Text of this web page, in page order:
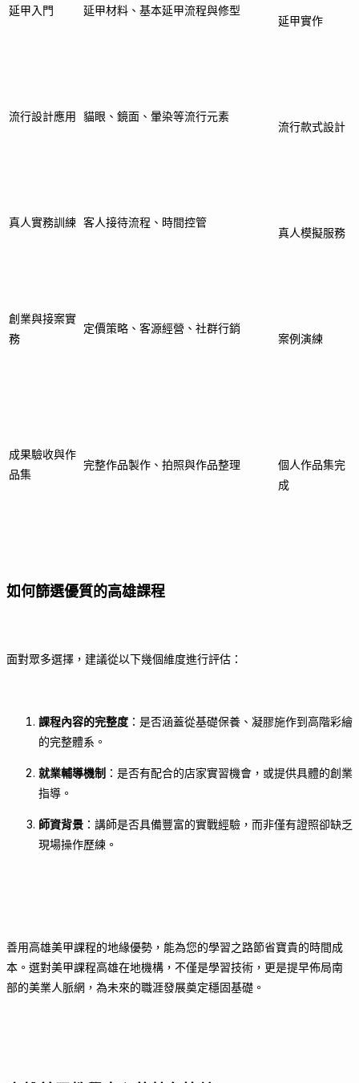
延甲入門 延甲材料、基本延甲流程與修型
延甲實作
流行設計應用 貓眼、鏡面、暈染等流行元素
流行款式設計
真人實務訓練 客人接待流程、時間控管
真人模擬服務
創業與接案實
務
定價策略、客源經營、社群行銷
案例演練
成果驗收與作
品集
完整作品製作、拍照與作品整理
個人作品集完
成
如何篩選優質的高雄課程
面對眾多選擇，建議從以下幾個維度進行評估：
課程內容的完整度 ：是否涵蓋從基礎保養、凝膠施作到高階彩繪
的完整體系。
就業輔導機制 ：是否有配合的店家實習機會，或提供具體的創業
指導。
師資背景 ：講師是否具備豐富的實戰經驗，而非僅有證照卻缺乏
現場操作歷練。
善用高雄美甲課程的地緣優勢，能為您的學習之路節省寶貴的時間成
本。選對美甲課程高雄在地機構，不僅是學習技術，更是提早佈局南
部的美業人脈網，為未來的職涯發展奠定穩固基礎。